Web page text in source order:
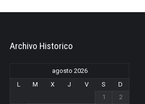
Archivo Historico
agosto 2026
L
M X J V S
D
1
2